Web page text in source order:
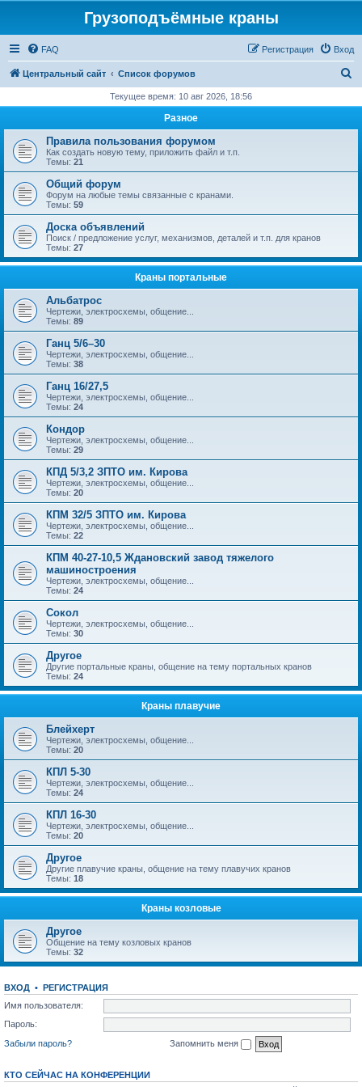
Грузоподъёмные краны
FAQ Вход
Регистрация
Центральный сайт Список форумов
с
Текущее время: 10 авг 2026, 18:56
Разное
Правила пользования форумом
Как создать новую тему, приложить файл и т.п.
Темы: 21
Общий форум
Форум на любые темы связанные с кранами.
Темы: 59
Доска объявлений
Поиск / предложение услуг, механизмов, деталей и т.п. для кранов
Темы: 27
Краны портальные
Альбатрос
Чертежи, электросхемы, общение...
Темы: 89
Ганц 5/6–30
Чертежи, электросхемы, общение...
Темы: 38
Ганц 16/27,5
Чертежи, электросхемы, общение...
Темы: 24
Кондор
Чертежи, электросхемы, общение...
Темы: 29
КПД 5/3,2 ЗПТО им. Кирова
Чертежи, электросхемы, общение...
Темы: 20
КПМ 32/5 ЗПТО им. Кирова
Чертежи, электросхемы, общение...
Темы: 22
КПМ 40-27-10,5 Ждановский завод тяжелого
машиностроения
Чертежи, электросхемы, общение...
Темы: 24
Сокол
Чертежи, электросхемы, общение...
Темы: 30
Другое
Другие портальные краны, общение на тему портальных кранов
Темы: 24
Краны плавучие
Блейхерт
Чертежи, электросхемы, общение...
Темы: 20
КПЛ 5-30
Чертежи, электросхемы, общение...
Темы: 24
КПЛ 16-30
Чертежи, электросхемы, общение...
Темы: 20
Другое
Другие плавучие краны, общение на тему плавучих кранов
Темы: 18
Краны козловые
Другое
Общение на тему козловых кранов
Темы: 32
ВХОД • РЕГИСТРАЦИЯ
Имя пользователя:
Пароль:
Забыли пароль?
Запомнить меня
КТО СЕЙЧАС НА КОНФЕРЕНЦИИ